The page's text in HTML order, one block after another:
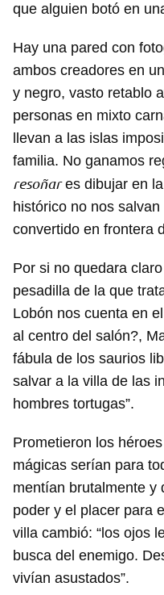
que alguien botó en
Hay una pared con
ambos creadores en
y negro, vasto retablo
personas en mixto
llevan a las islas
familia. No ganamos
resoñares dibujar en
histórico no nos
convertido en frontera
Por si no quedara
pesadilla de la que
Lobón nos cuenta en
al centro del salón?,
fábula de los saurios
salvar a la villa de las
hombres tortugas”.
Prometieron los
mágicas serían para
mentían brutalmente y
poder y el placer para
villa cambió: “los ojos
busca del enemigo.
vivían asustados”.